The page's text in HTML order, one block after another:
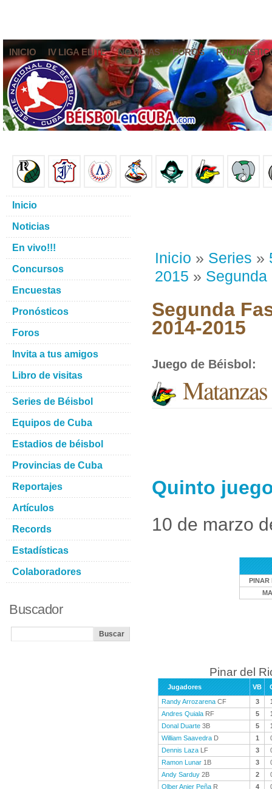
INICIO IV LIGA ELITE NOTICIAS FOROS
Inicio » Series »
2015 » Segunda
Segunda
2014-2015
Juego de Béisbol :
Quinto
10 de marzo
PINAR
Pinar del
Jugadores VB
Randy Arrozarena CF 3
Andres Quiala RF 5
Donal Duarte 3B 5
William Saavedra D 1
Dennis Laza LF 3
Ramon Lunar 1B 3
Andy Sarduy 2B 2
Olber Anier Peña R 4
Inicio
Noticias
En vivo!!!
Concursos
Encuestas
Pronósticos
Foros
Invita a tus amigos
Libro de visitas
Series de Béisbol
Equipos de Cuba
Estadios de béisbol
Provincias de Cuba
Reportajes
Artículos
Records
Estadísticas
Colaboradores
Buscador